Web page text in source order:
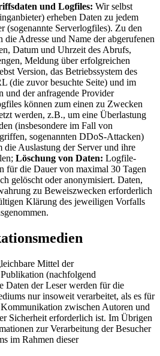
und Logfiles: Wir selbst
erheben Daten zu jedem
(sogenannte Serverlogfiles). Zu den
die Adresse und Name der abgerufenen
Datum und Uhrzeit des Abrufs,
Meldung über erfolgreichen
Version, das Betriebssystem des
(die zuvor besuchte Seite) und im
und der anfragende Provider
können zum einen zu Zwecken
werden, z.B., um eine Überlastung
(insbesondere im Fall von
sogenannten DDoS-Attacken)
die Auslastung der Server und ihre
Löschung von Daten: Logfile-
für die Dauer von maximal 30 Tagen
gelöscht oder anonymisiert. Daten,
zu Beweiszwecken erforderlich
Klärung des jeweiligen Vorfalls
Mittel der
(nachfolgend
Daten der Leser werden für die
nur insoweit verarbeitet, als es für
zwischen Autoren und
Sicherheit erforderlich ist. Im Übrigen
zur Verarbeitung der Besucher
im Rahmen dieser